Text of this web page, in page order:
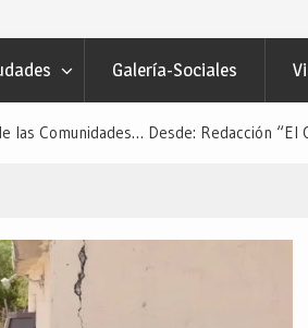
Galería-Sociales
Comunidades… Desde: Redacción “El